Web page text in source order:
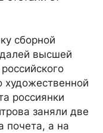
сборной
высшей
художественной
россиянки
заняли две
почета, а на